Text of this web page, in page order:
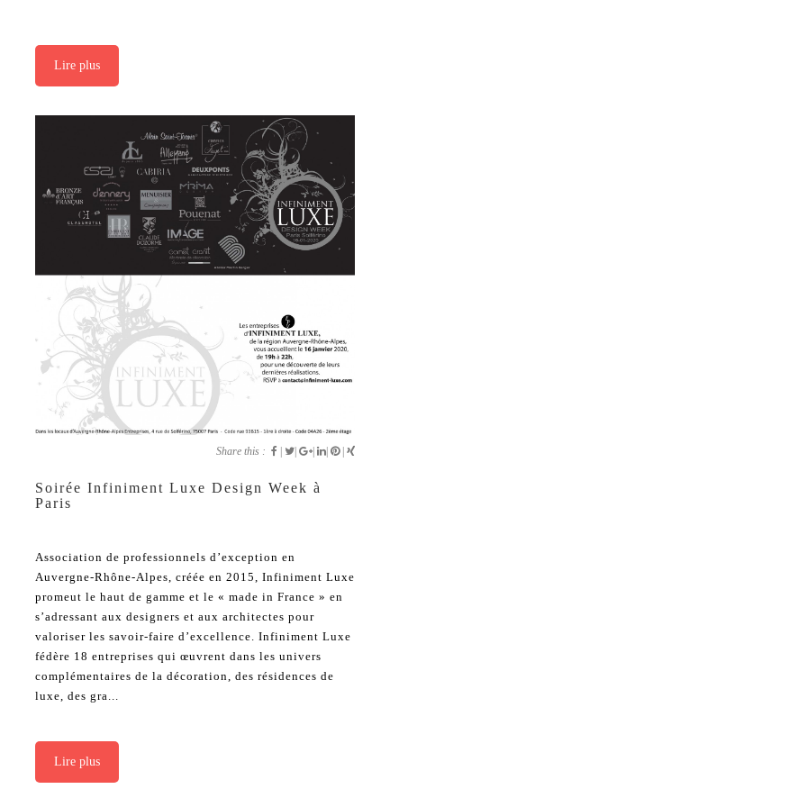
Lire plus
Share this : |
Soirée Infiniment Luxe Design Week à
Paris
Association de professionnels d’exception en
Auvergne-Rhône-Alpes, créée en 2015, Infiniment Luxe
promeut le haut de gamme et le « made in France » en
s’adressant aux designers et aux architectes pour
valoriser les savoir-faire d’excellence. Infiniment Luxe
fédère 18 entreprises qui œuvrent dans les univers
complémentaires de la décoration, des résidences de
luxe, des gra...
Lire plus